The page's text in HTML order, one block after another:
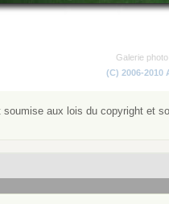
Galerie
(C) 2006-2010
soumise aux lois du copyright et